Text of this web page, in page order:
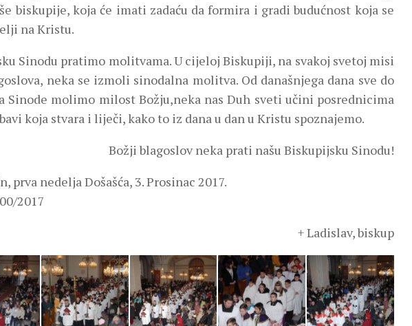
biskupije, koja će imati zadaću da formira i gradi budućnost koja se
na Kristu.
Sinodu pratimo molitvama. U cijeloj Biskupiji, na svakoj svetoj misi
neka se izmoli sinodalna molitva. Od današnjega dana sve do
Sinode molimo milost Božju,neka nas Duh sveti učini posrednicima
koja stvara i liječi, kako to iz dana u dan u Kristu spoznajemo.
Božji blagoslov neka prati našu Biskupijsku Sinodu!
prva nedelja Došašća, 3. Prosinac 2017.
2017
+ Ladislav, biskup